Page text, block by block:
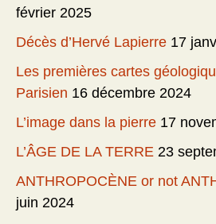
février 2025
Décès d’Hervé Lapierre 17
Les premières cartes
Parisien 16 décembre 2024
L’image dans la pierre 17
L’ÂGE DE LA TERRE 23
ANTHROPOCÈNE or not
juin 2024